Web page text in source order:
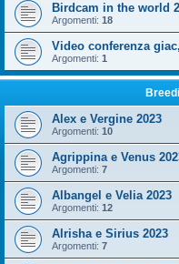
Birdcam in the world
Argomenti: 18
Video conferenza
Argomenti: 1
Alex e Vergine 2023
Argomenti: 10
Agrippina e Venus
Argomenti: 7
Albangel e Velia 2023
Argomenti: 12
Alrisha e Sirius 2023
Argomenti: 7